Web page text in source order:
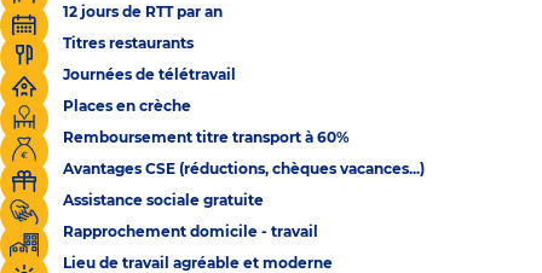
12 jours de RTT par an
Titres restaurants
Journées de télétravail
Places en crèche
Remboursement titre transport à 60%
Avantages CSE (réductions, chèques vacances...)
Assistance sociale gratuite
Rapprochement domicile - travail
Lieu de travail agréable et moderne